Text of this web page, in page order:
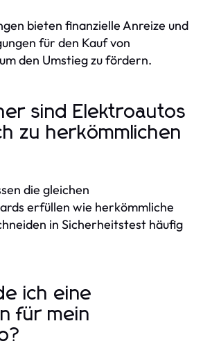
bieten finanzielle Anreize und
für den Kauf von
den Umstieg zu fördern.
sind Elektroautos
zu herkömmlichen
die gleichen
erfüllen wie herkömmliche
in Sicherheitstest häufig
ich eine
für mein